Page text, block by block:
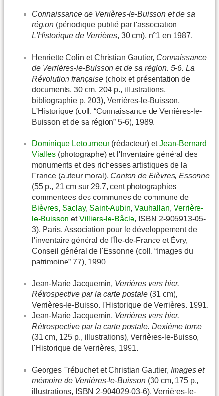
Connaissance de Verrières-le-Buisson et de sa
région (périodique publié par l'association
L'Historique de Verrières, 30 cm), n°1 en 1987.
Henriette Colin et Christian Gautier, Connaissance
de Verrières-le-Buisson et de sa région. 5-6. La
Révolution française (choix et présentation de
documents, 30 cm, 204 p., illustrations,
bibliographie p. 203), Verrières-le-Buisson,
L'Historique (coll. “Connaissance de Verrières-le-
Buisson et de sa région” 5-6), 1989.
Dominique Letourneur (rédacteur) etJean-Bernard
Vialles (photographe) et l'Inventaire général des
monuments et des richesses artistiques de la
France (auteur moral), Canton de Bièvres, Essonne
(55 p., 21 cm sur 29,7, cent photographies
commentées des communes de commune de
Bièvres, Saclay, Saint-Aubin, Vauhallan, Verrière-
le-Buisson etVilliers-le-Bâcle, ISBN 2-905913-05-
3), Paris, Association pour le développement de
l'inventaire général de l'Île-de-France et Évry,
Conseil général de l'Essonne (coll. “Images du
patrimoine” 77), 1990.
Jean-Marie Jacquemin, Verrières vers hier.
Rétrospective par la carte postale (31 cm),
Verrières-le-Buisso, l'Historique de Verrières, 1991.
Jean-Marie Jacquemin, Verrières vers hier.
Rétrospective par la carte postale. Dexième tome
(31 cm, 125 p., illustrations), Verrières-le-Buisso,
l'Historique de Verrières, 1991.
Georges Trébuchet et Christian Gautier, Images et
mémoire de Verrières-le-Buisson (30 cm, 175 p.,
illustrations, ISBN 2-904029-03-6), Verrières-le-